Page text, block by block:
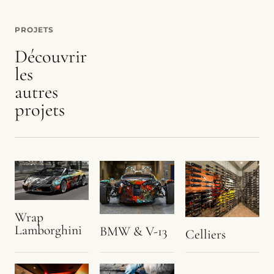
PROJETS
Découvrir
les
autres
projets
Wrap
Lamborghini
BMW & V-13 Celliers